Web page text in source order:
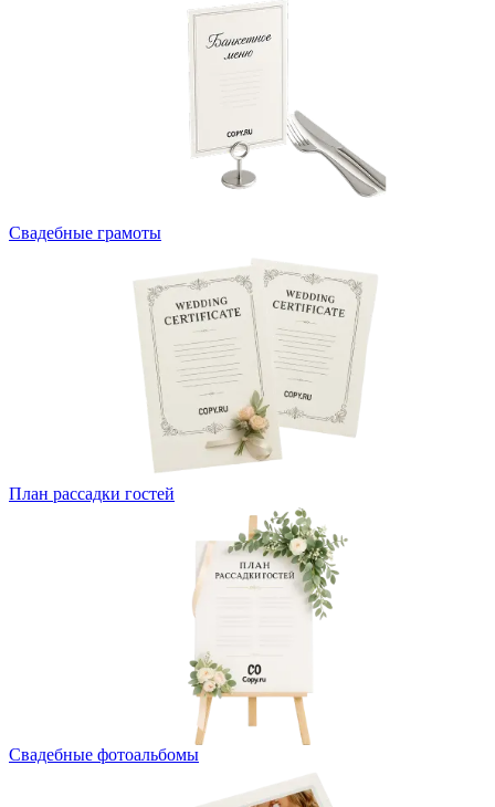
Свадебные грамоты
План рассадки гостей
Свадебные фотоальбомы